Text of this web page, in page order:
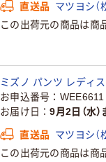
直送品
マツヨシ（
この出荷元の商品は商
ミズノ パンツ レディ
お申込番号
WEE6611
お届け日
9月2日（水）
直送品
マツヨシ（
この出荷元の商品は商